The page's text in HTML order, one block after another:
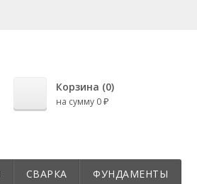
Корзина (0)
на сумму 0 ₽
СВАРКА ФУНДАМЕНТЫ